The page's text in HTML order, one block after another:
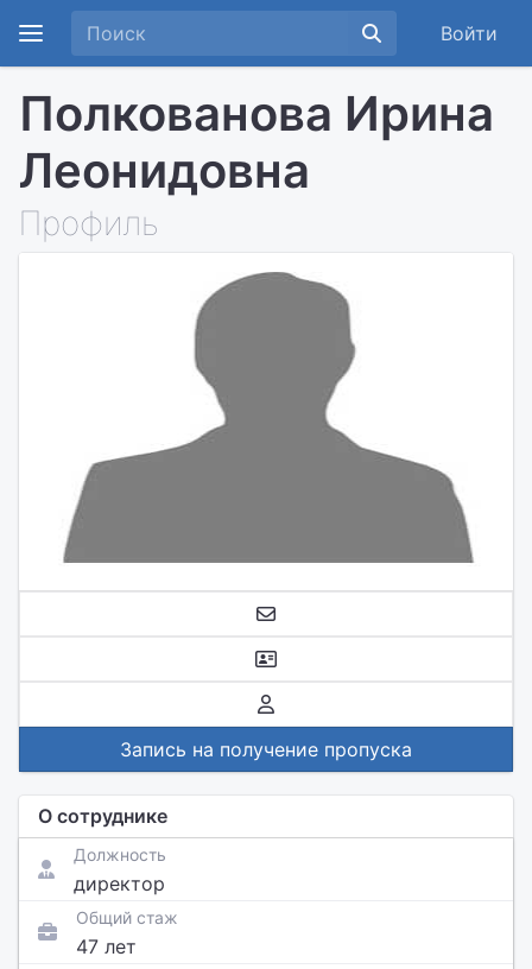
Войти
Полкованова Ирина
Леонидовна
Профиль
Запись на получение пропуска
О сотруднике
Должность
директор
Общий стаж
47 лет